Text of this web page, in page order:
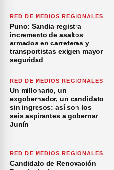
RED DE MEDIOS REGIONALES
Puno: Sandia registra
incremento de asaltos
armados en carreteras y
transportistas exigen mayor
seguridad
RED DE MEDIOS REGIONALES
Un millonario, un
exgobernador, un candidato
sin ingresos: así son los
seis aspirantes a gobernar
Junín
RED DE MEDIOS REGIONALES
Candidato de Renovación